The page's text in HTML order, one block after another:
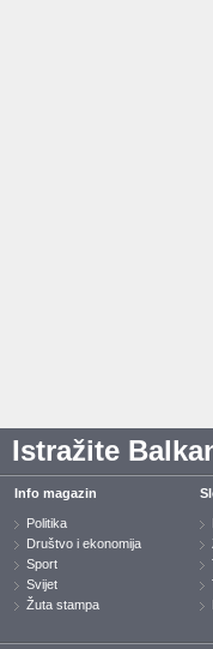
Istražite
Info magazin
Politika
Društvo i ekonomija
Sport
Svijet
Žuta stampa